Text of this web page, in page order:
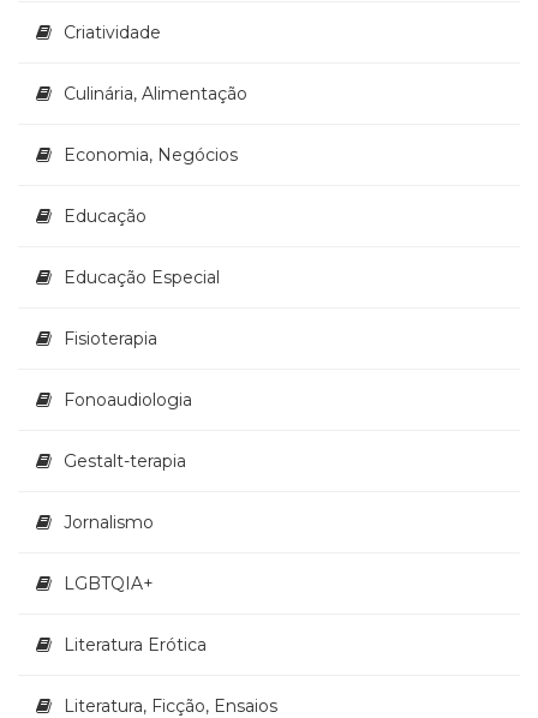
Criatividade
Culinária, Alimentação
Economia, Negócios
Educação
Educação Especial
Fisioterapia
Fonoaudiologia
Gestalt-terapia
Jornalismo
LGBTQIA+
Literatura Erótica
Literatura, Ficção, Ensaios